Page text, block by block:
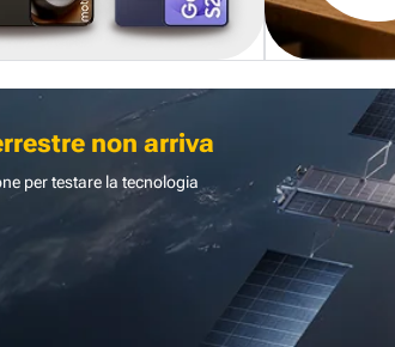
non arriva
per testare la tecnologia